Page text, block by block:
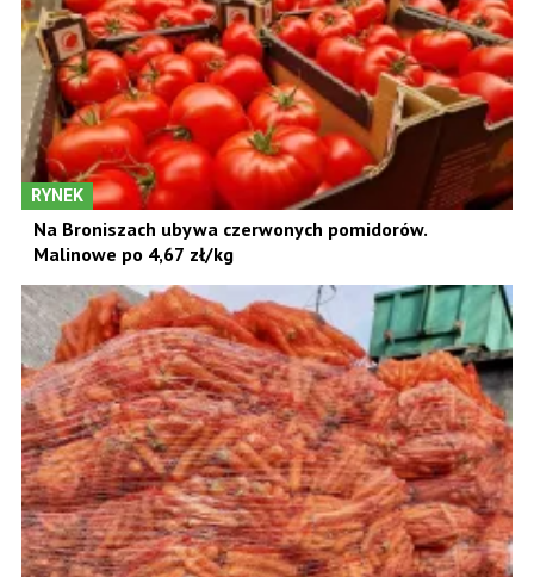
RYNEK
Na Broniszach ubywa czerwonych pomidorów.
Malinowe po 4,67 zł/kg